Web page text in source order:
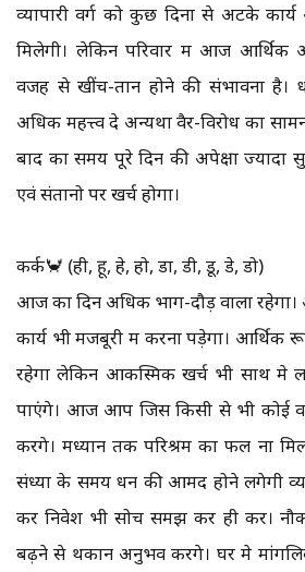
व्यापारी वर्ग को कुछ दिनों से अटके
मिलेगी। लेकिन परिवार में आज आर्थिक
वजह से खींच-तान होने की संभावना है।
अधिक महत्त्व दे अन्यथा वैर-विरोध का
बाद का समय पूरे दिन की अपेक्षा ज्यादा
एवं संतानो पर खर्च होगा।
कर्क🦀 (ही, हू, हे, हो, डा, डी, डू, डे, डो)
आज का दिन अधिक भाग-दौड़ वाला
कार्य भी मजबूरी में करना पड़ेगा। आर्थिक
रहेगा लेकिन आकस्मिक खर्च भी साथ मे
पाएंगे। आज आप जिस किसी से भी कोई
करेंगे। मध्यान तक परिश्रम का फल ना
संध्या के समय धन की आमद होने लगेगी
करें निवेश भी सोच समझ कर ही करें।
बढ़ने से थकान अनुभव करेंगे। घर मे